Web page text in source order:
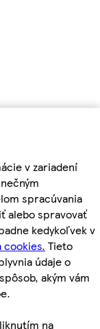
v zariadení
spracúvania
alebo spravovať
kedykoľvek v
cookies. Tieto
údaje o
akým vám
na